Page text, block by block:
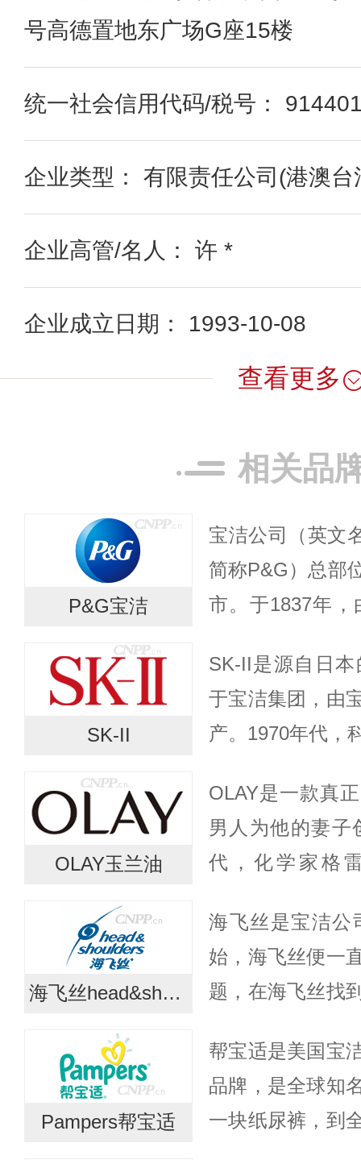
号高德置地东广场G座15楼
统一社会信用代码/税号：
企业类型： 有限责任公司(港澳台
企业高管/名人： 许 *
企业成立日期： 1993-10-08
查看更多
相关品
P&G宝洁
宝洁公司（英文
简称P&G）总部
市。于1837年，
Gamb...
SK-II
SK-II是源自日
于宝洁集团，由
产。1970年代，
细腻，由此展开
终...
OLAY玉兰油
OLAY是一款真
男人为他的妻子
代，化学家格
装在鞋油罐中的
海飞丝head&shoulders
海飞丝是宝洁公
始，海飞丝便一
题，在海飞丝找
生密切合作，确
证实的修...
Pampers帮宝适
帮宝适是美国宝
品牌，是全球知
一块纸尿裤，到